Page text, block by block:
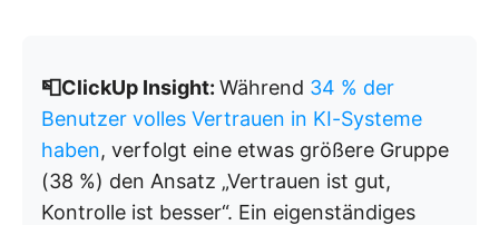
📮ClickUp Insight: Während 34 % der
Benutzer volles Vertrauen in KI-Systeme
haben, verfolgt eine etwas größere Gruppe
(38 %) den Ansatz „Vertrauen ist gut,
Kontrolle ist besser“. Ein eigenständiges